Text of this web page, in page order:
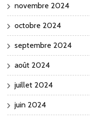
novembre 2024
octobre 2024
septembre 2024
août 2024
juillet 2024
juin 2024